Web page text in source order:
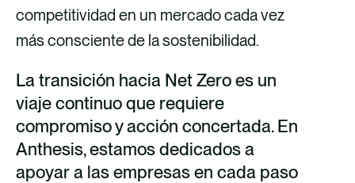
competitividad en un mercado cada vez
más consciente de la sostenibilidad.
La transición hacia Net Zero es un
viaje continuo que requiere
compromiso y acción concertada. En
Anthesis, estamos dedicados a
apoyar a las empresas en cada paso